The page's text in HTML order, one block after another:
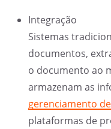
Integração
Sistemas
documentos,
o documento ao
armazenam as
gerenciamento
plataformas de